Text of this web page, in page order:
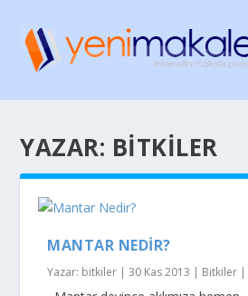
YAZAR: BITKILER
MANTAR NEDIR?
Yazar: bitkiler |30 Kas 2013 | Bitkiler |